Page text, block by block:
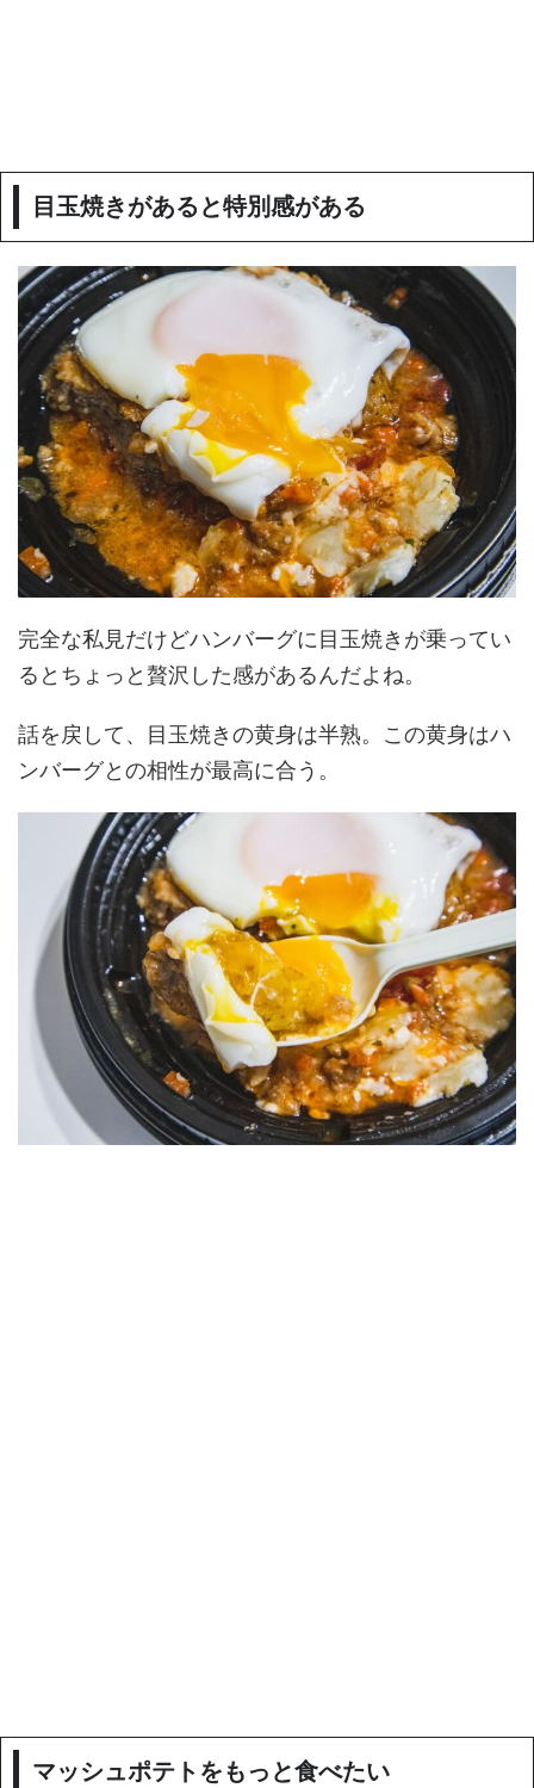
目玉焼きがあると特別感がある
完全な私見だけどハンバーグに目玉焼きが乗ってい
るとちょっと贅沢した感があるんだよね。
話を戻して、目玉焼きの黄身は半熟。この黄身はハ
ンバーグとの相性が最高に合う。
マッシュポテトをもっと食べたい